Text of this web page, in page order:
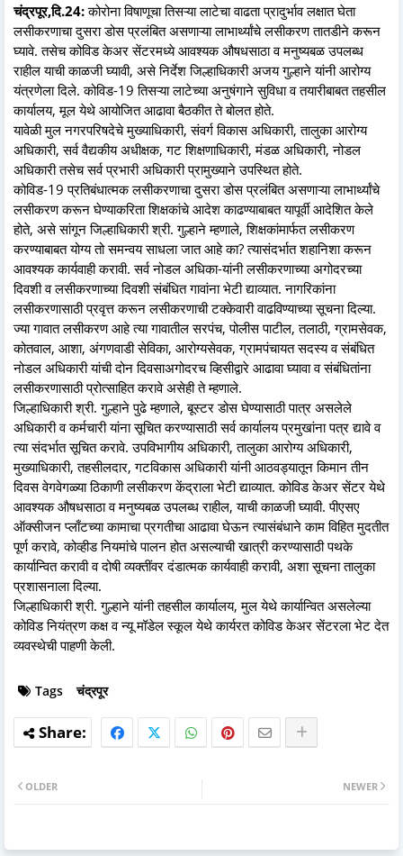
चंद्रपूर,दि.24:कोरोना विषाणूचा तिसऱ्या लाटेचा वाढता प्रादुर्भाव लक्षात घेता
लसीकरणाचा दुसरा डोस प्रलंबित असणाऱ्या लाभार्थ्यांचे लसीकरण तातडीने करून
घ्यावे. तसेच कोविड केअर सेंटरमध्ये आवश्यक औषधसाठा व मनुष्यबळ उपलब्ध
राहील याची काळजी घ्यावी, असे निर्देश जिल्हाधिकारी अजय गुल्हाने यांनी आरोग्य
यंत्रणेला दिले. कोविड-19 तिसऱ्या लाटेच्या अनुषंगाने सुविधा व तयारीबाबत तहसील
कार्यालय, मूल येथे आयोजित आढावा बैठकीत ते बोलत होते.
यावेळी मुल नगरपरिषदेचे मुख्याधिकारी, संवर्ग विकास अधिकारी, तालुका आरोग्य
अधिकारी, सर्व वैद्यकीय अधीक्षक, गट शिक्षणाधिकारी, मंडळ अधिकारी, नोडल
अधिकारी तसेच सर्व प्रभारी अधिकारी प्रामुख्याने उपस्थित होते.
कोविड-19 प्रतिबंधात्मक लसीकरणाचा दुसरा डोस प्रलंबित असणाऱ्या लाभार्थ्यांचे
लसीकरण करून घेण्याकरिता शिक्षकांचे आदेश काढण्याबाबत यापूर्वी आदेशित केले
होते, असे सांगून जिल्हाधिकारी श्री. गुल्हाने म्हणाले, शिक्षकांमार्फत लसीकरण
करण्याबाबत योग्य तो समन्वय साधला जात आहे का? त्यासंदर्भात शहानिशा करून
आवश्यक कार्यवाही करावी. सर्व नोडल अधिका-यांनी लसीकरणाच्या अगोदरच्या
दिवशी व लसीकरणाच्या दिवशी संबंधित गावांना भेटी द्याव्यात. नागरिकांना
लसीकरणासाठी प्रवृत्त करून लसीकरणाची टक्केवारी वाढविण्याच्या सूचना दिल्या.
ज्या गावात लसीकरण आहे त्या गावातील सरपंच, पोलीस पाटील, तलाठी, ग्रामसेवक,
कोतवाल, आशा, अंगणवाडी सेविका, आरोग्यसेवक, ग्रामपंचायत सदस्य व संबंधित
नोडल अधिकारी यांची दोन दिवसाअगोदरच व्हिसीद्वारे आढावा घ्यावा व संबंधितांना
लसीकरणासाठी प्रोत्साहित करावे असेही ते म्हणाले.
जिल्हाधिकारी श्री. गुल्हाने पुढे म्हणाले, बूस्टर डोस घेण्यासाठी पात्र असलेले
अधिकारी व कर्मचारी यांना सूचित करण्यासाठी सर्व कार्यालय प्रमुखांना पत्र द्यावे व
त्या संदर्भात सूचित करावे. उपविभागीय अधिकारी, तालुका आरोग्य अधिकारी,
मुख्याधिकारी, तहसीलदार, गटविकास अधिकारी यांनी आठवड्यातून किमान तीन
दिवस वेगवेगळ्या ठिकाणी लसीकरण केंद्राला भेटी द्याव्यात. कोविड केअर सेंटर येथे
आवश्यक औषधसाठा व मनुष्यबळ उपलब्ध राहील, याची काळजी घ्यावी. पीएसए
ऑक्सीजन प्लाँटच्या कामाचा प्रगतीचा आढावा घेऊन त्यासंबंधाने काम विहित मुदतीत
पूर्ण करावे, कोव्हीड नियमांचे पालन होत असल्याची खात्री करण्यासाठी पथके
कार्यान्वित करावी व दोषी व्यक्तींवर दंडात्मक कार्यवाही करावी, अशा सूचना तालुका
प्रशासनाला दिल्या.
जिल्हाधिकारी श्री. गुल्हाने यांनी तहसील कार्यालय, मुल येथे कार्यान्वित असलेल्या
कोविड नियंत्रण कक्ष व न्यू मॉडेल स्कूल येथे कार्यरत कोविड केअर सेंटरला भेट देत
व्यवस्थेची पाहणी केली.
Tags चंद्रपूर
NEWER
OLDER